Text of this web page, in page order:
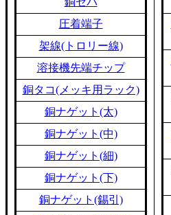
圧着端子
架線(トロリー線)
溶接機先端チップ
銅タコ(メッキ用ラック)
銅ナゲット(太)
銅ナゲット(中)
銅ナゲット(細)
銅ナゲット(下)
銅ナゲット(錫引)